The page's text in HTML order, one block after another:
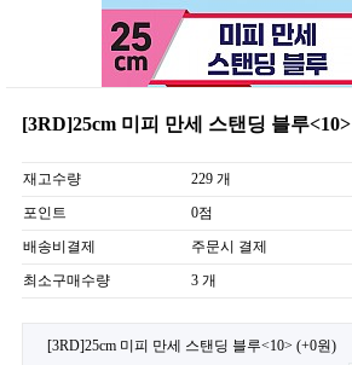
[3RD]25cm 미피 만세 스탠딩 블루<10>
재고수량
229 개
포인트
0점
배송비결제
주문시 결제
최소구매수량
3 개
[3RD]25cm 미피 만세 스탠딩 블루<10> (+0원)